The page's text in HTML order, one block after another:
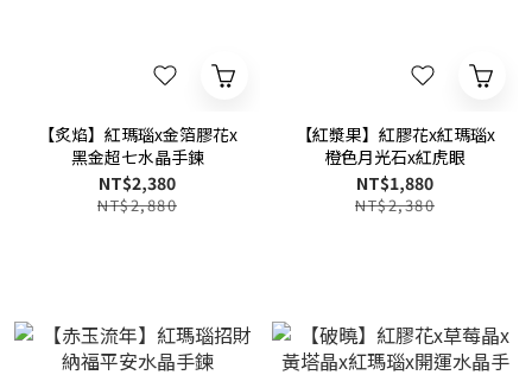
【炙焰】紅瑪瑙x金箔膠花x
黑金超七水晶手鍊
NT$2,380
NT$2,880
【紅漿果】紅膠花x紅瑪瑙x
橙色月光石x紅虎眼
NT$1,880
NT$2,380